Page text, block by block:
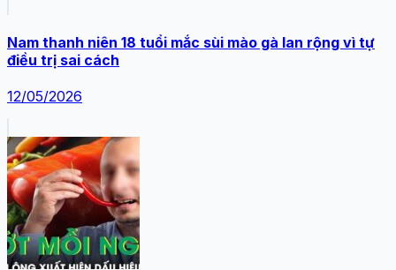
Nam thanh niên 18 tuổi mắc sùi mào gà lan rộng vì tự
điều trị sai cách
12/05/2026